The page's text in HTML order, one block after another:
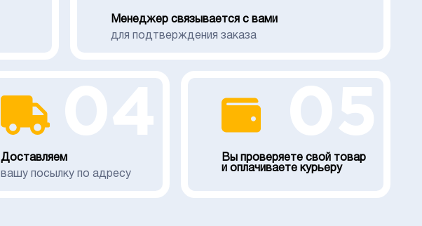
Менеджер связывается с вами
для подтверждения заказа
Доставляем
вашу посылку по адресу
Вы проверяете свой товар
и оплачиваете курьеру